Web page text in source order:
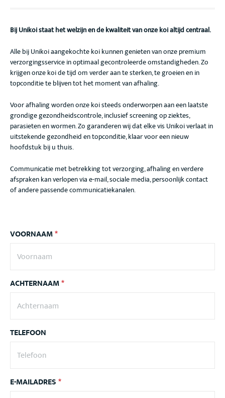
Bij Unikoi staat het welzijn en de kwaliteit van onze koi altijd centraal.
Alle bij Unikoi aangekochte koi kunnen genieten van onze premium
verzorgingsservice in optimaal gecontroleerde omstandigheden. Zo
krijgen onze koi de tijd om verder aan te sterken, te groeien en in
topconditie te blijven tot het moment van afhaling.
Voor afhaling worden onze koi steeds onderworpen aan een laatste
grondige gezondheidscontrole, inclusief screening op ziektes,
parasieten en wormen. Zo garanderen wij dat elke vis Unikoi verlaat in
uitstekende gezondheid en topconditie, klaar voor een nieuw
hoofdstuk bij u thuis.
Communicatie met betrekking tot verzorging, afhaling en verdere
afspraken kan verlopen via e-mail, sociale media, persoonlijk contact
of andere passende communicatiekanalen.
VOORNAAM*
ACHTERNAAM*
TELEFOON
E-MAILADRES*